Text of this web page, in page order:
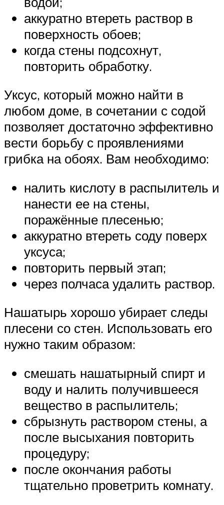
аккуратно втереть раствор в
поверхность обоев;
когда стены подсохнут,
повторить обработку.
Уксус, который можно найти в
любом доме, в сочетании с содой
позволяет достаточно эффективно
вести борьбу с проявлениями
грибка на обоях. Вам необходимо:
налить кислоту в распылитель и
нанести ее на стены,
поражённые плесенью;
аккуратно втереть соду поверх
уксуса;
повторить первый этап;
через полчаса удалить раствор.
Нашатырь хорошо убирает следы
плесени со стен. Использовать его
нужно таким образом:
смешать нашатырный спирт и
воду и налить получившееся
вещество в распылитель;
сбрызнуть раствором стены, а
после высыхания повторить
процедуру;
после окончания работы
тщательно проветрить комнату.